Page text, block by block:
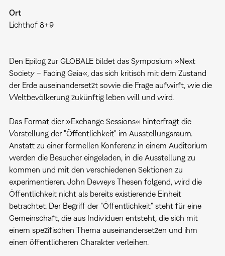
Ort
Lichthof 8+9
Den Epilog zur GLOBALE bildet das Symposium »Next
Society – Facing Gaia«, das sich kritisch mit dem Zustand
der Erde auseinandersetzt sowie die Frage aufwirft, wie die
Weltbevölkerung zukünftig leben will und wird.
Das Format dier »Exchange Sessions« hinterfragt die
Vorstellung der "Öffentlichkeit" im Ausstellungsraum.
Anstatt zu einer formellen Konferenz in einem Auditorium
werden die Besucher eingeladen, in die Ausstellung zu
kommen und mit den verschiedenen Sektionen zu
experimentieren. John Deweys Thesen folgend, wird die
Öffentlichkeit nicht als bereits existierende Einheit
betrachtet. Der Begriff der "Öffentlichkeit" steht für eine
Gemeinschaft, die aus Individuen entsteht, die sich mit
einem spezifischen Thema auseinandersetzen und ihm
einen öffentlicheren Charakter verleihen.